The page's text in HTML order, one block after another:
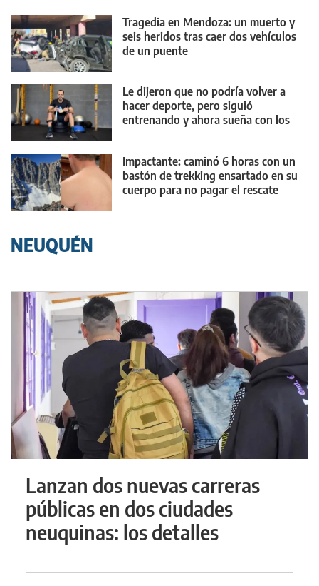
Tragedia en Mendoza: un muerto y
seis heridos tras caer dos vehículos
de un puente
Le dijeron que no podría volver a
hacer deporte, pero siguió
entrenando y ahora sueña con los
Impactante: caminó 6 horas con un
bastón de trekking ensartado en su
cuerpo para no pagar el rescate
NEUQUÉN
Lanzan dos nuevas carreras
públicas en dos ciudades
neuquinas: los detalles